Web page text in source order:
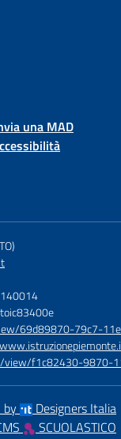
una MAD
69d89870-79c7-
view/f1c82430-9870-
by
Designers Italia
SCUOLASTICO